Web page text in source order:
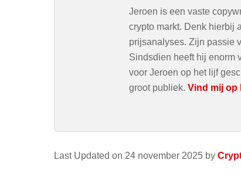
Last Updated on 24 november 2025 by
Jeroen is een vaste
crypto markt. Denk hierbij
prijsanalyses. Zijn passie
Sindsdien heeft hij enorm
voor Jeroen op het lijf
groot publiek. Vind mij op